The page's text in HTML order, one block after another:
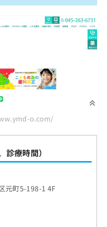
o.com/
療時間）
元町5-198-1 4F